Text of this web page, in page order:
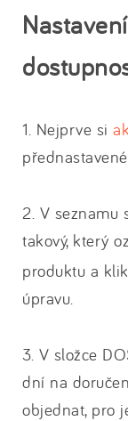
1. Nejprve si
2. V seznamu
takový, který
produktu a
úpravu.
3. V složce
dní na
objednat, pro